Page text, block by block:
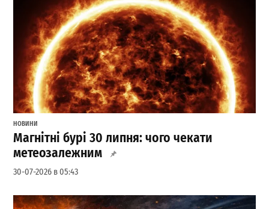
НОВИНИ
Магнітні бурі 30 липня: чого чекати
метеозалежним
30-07-2026 в 05:43